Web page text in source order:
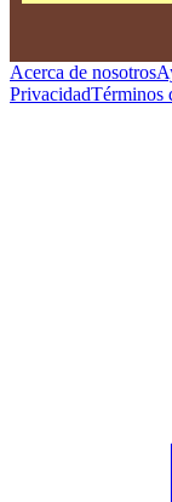
Acerca de nosotros
PrivacidadTérminos